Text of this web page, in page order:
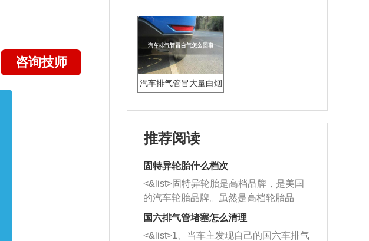
咨询技师
汽车排气管冒大量白烟
推荐阅读
固特异轮胎什么档次
<&list>固特异轮胎是高档品牌，是美国
的汽车轮胎品牌。虽然是高档轮胎品
牌，但是中高低端的轮胎都有生产，这
也是为了更好的开拓市场。
国六排气管堵塞怎么清理
<&list>1、当车主发现自己的国六车排气